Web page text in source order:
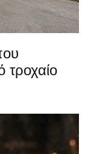
τροχαίο